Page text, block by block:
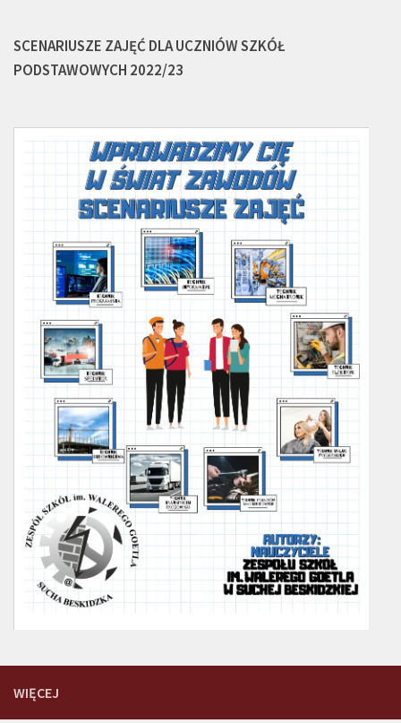
SCENARIUSZE ZAJĘĆ DLA UCZNIÓW SZKÓŁ
PODSTAWOWYCH 2022/23
WIĘCEJ